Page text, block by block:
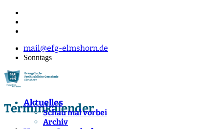
mail@efg-elmshorn.de
Sonntags
Aktuelles
Schau mal vorbei
Archiv
Terminkalender